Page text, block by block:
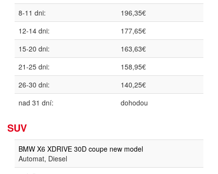
8-11 dni:
196,35€
12-14 dni:
177,65€
15-20 dni:
163,63€
21-25 dni:
158,95€
26-30 dni:
140,25€
nad 31 dní:
dohodou
SUV
BMW X6 XDRIVE 30D coupe new model
Automat, Diesel